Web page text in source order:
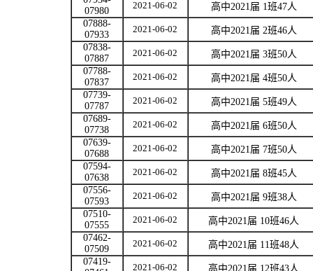
07980
2021-06-02 高中2021届 1班47人
07888-
07933
2021-06-02 高中2021届 2班46人
07838-
07887
2021-06-02 高中2021届 3班50人
07788-
07837
2021-06-02 高中2021届 4班50人
07739-
07787
2021-06-02 高中2021届 5班49人
07689-
07738
2021-06-02 高中2021届 6班50人
07639-
07688
2021-06-02 高中2021届 7班50人
07594-
07638
2021-06-02 高中2021届 8班45人
07556-
07593
2021-06-02 高中2021届 9班38人
07510-
07555
2021-06-02 高中2021届 10班46人
07462-
07509
2021-06-02 高中2021届 11班48人
07419-
2021-06-02 高中2021届 12班43人